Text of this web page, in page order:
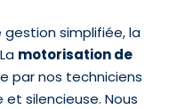
gestion simplifiée, la
motorisation de
par nos techniciens
silencieuse. Nous